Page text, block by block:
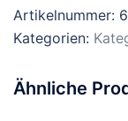
Artikelnummer:
Kategorien:
Ähnliche